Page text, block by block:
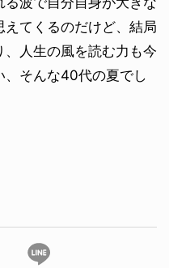
てくるのだけど、結局
人生の風を読む力も今
、そんな40代の夏でし